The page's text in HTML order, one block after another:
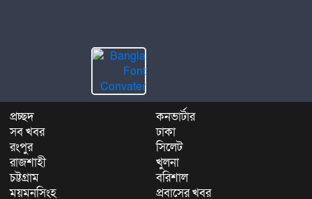
প্রচ্ছদ
কনভার্টার
সব খবর
ঢাকা
রংপুর
সিলেট
রাজশাহী
খুলনা
চট্টগ্রাম
বরিশাল
ময়মনসিংহ
প্রবাসের খবর